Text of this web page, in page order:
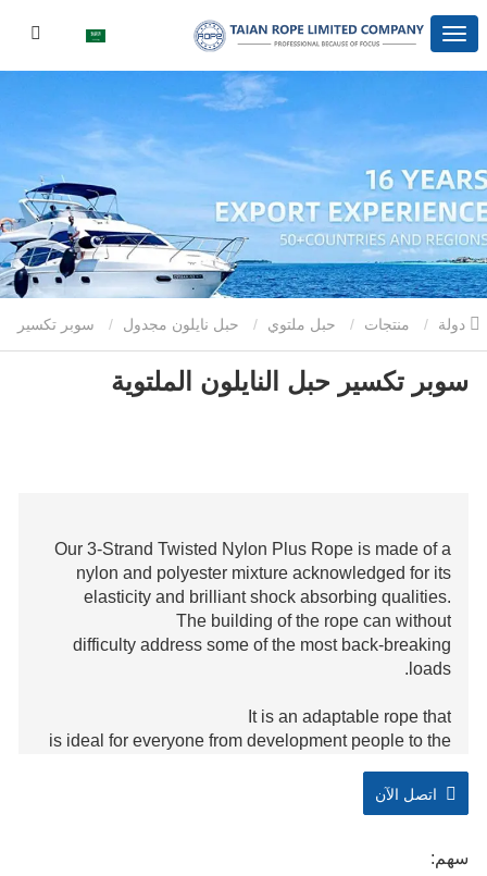
منتجات حبل ملتوي حبل نايلون مجدول سوبر تكسير
حبل النايلون الملتوية
سوبر تكسير حبل النايلون الملتوية
Our 3-Strand Twisted Nylon Plus Rope is made of a
nylon and polyester mixture acknowledged for its
elasticity and brilliant shock absorbing qualities.
The building of the rope can without
difficulty address some of the most back-breaking
loads.
It is an adaptable rope that
is ideal for everyone from development people to the
is appropriate for each indoor
and outside use, consisting of whatever from
do like rock-climbing and crafting.
اتصل الآن
سهم: